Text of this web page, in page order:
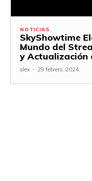
NOTICIAS
SkyShowtime
Mundo del
y Actualización
alex - 29 febrero, 2024